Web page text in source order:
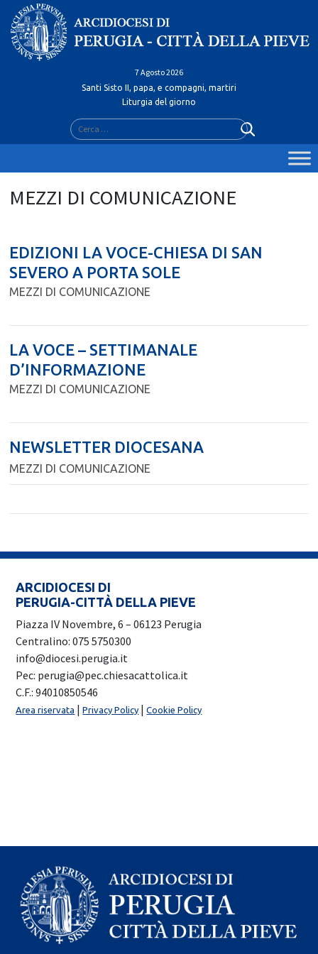
Skip
content
7 Agosto 2026
Santi Sisto II, papa, e compagni, martiri
Liturgia del giorno
Ricerca
per:
EDIZIONI LA VOCE-CHIESA DI SAN
SEVERO A PORTA SOLE
MEZZI DI COMUNICAZIONE
LA VOCE – SETTIMANALE
D’INFORMAZIONE
MEZZI DI COMUNICAZIONE
NEWSLETTER DIOCESANA
MEZZI DI COMUNICAZIONE
ARCIDIOCESI DI
PERUGIA-CITTÀ DELLA PIEVE
Piazza IV Novembre, 6 – 06123 Perugia
Centralino: 075 5750300
info@diocesi.perugia.it
Pec: perugia@pec.chiesacattolica.it
C.F.: 94010850546
Area riservata |Privacy Policy |Cookie Policy